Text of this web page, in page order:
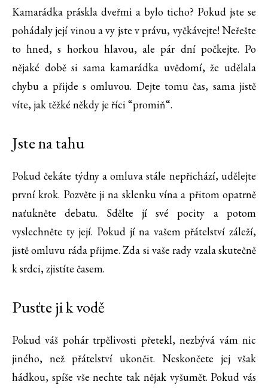
Kamarádka práskla dveřmi a bylo ticho? Pokud jste se
pohádaly její vinou a vy jste v právu, vyčkávejte! Neřešte
to hned, s horkou hlavou, ale pár dní počkejte. Po
nějaké době si sama kamarádka uvědomí, že udělala
chybu a přijde s omluvou. Dejte tomu čas, sama jistě
víte, jak těžké někdy je říci “promiň“.
Jste na tahu
Pokud čekáte týdny a omluva stále nepřichází, udělejte
první krok. Pozvěte ji na sklenku vína a přitom opatrně
naťukněte debatu. Sdělte jí své pocity a potom
vyslechněte ty její. Pokud jí na vašem přátelství záleží,
jistě omluvu ráda přijme. Zda si vaše rady vzala skutečně
k srdci, zjistíte časem.
Pusťte ji k vodě
Pokud váš pohár trpělivosti přetekl, nezbývá vám nic
jiného, než přátelství ukončit. Neskončete jej však
hádkou, spíše vše nechte tak nějak vyšumět. Pokud vás